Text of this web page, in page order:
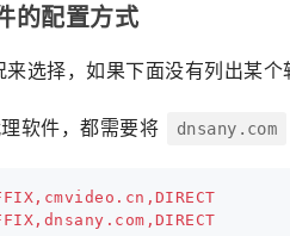
的配置方式
选择，如果下面没有列出某个
软件，都需要将 dnsany.com